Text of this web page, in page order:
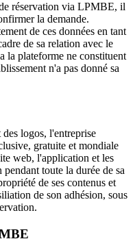
réservation via LPMBE, il
la demande.
de ces données en tant
de sa relation avec le
la plateforme ne constituent
n'a pas donné sa
des logos, l'entreprise
gratuite et mondiale
web, l'application et les
toute la durée de sa
de ses contenus et
de son adhésion, sous